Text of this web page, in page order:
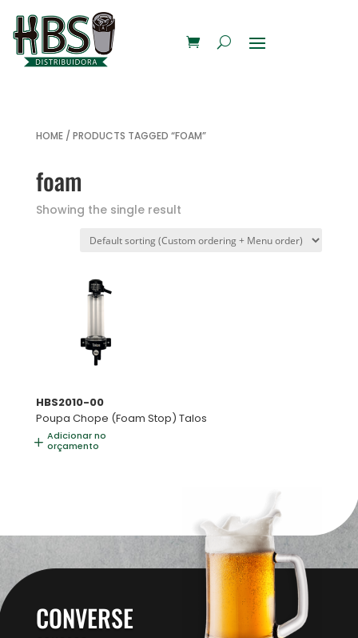
HOME/ PRODUCTS TAGGED “FOAM”
foam
Showing the single result
HBS2010-00
Poupa Chope (Foam Stop) Talos
Adicionar no
orçamento
CONVERSE